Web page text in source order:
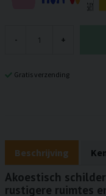
- +
Gratis verzending
Beschrijving
Akoestisch
rustigere ruimtes